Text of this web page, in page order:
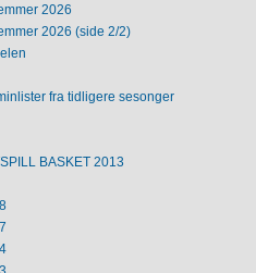
2026
2026 (side 2/2)
fra tidligere sesonger
BASKET 2013